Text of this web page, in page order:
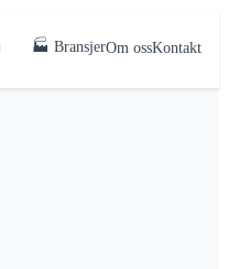
🏭 BransjerOm ossKontakt